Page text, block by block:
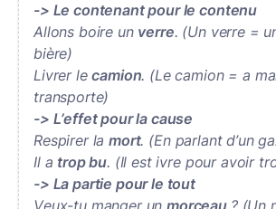
-> Le contenant pour le contenu
Allons boire un verre. (Un verre =
bière)
Livrer lecamion. (Le camion = a
transporte)
-> L’effet pour la cause
Respirer lamort. (En parlant d’un
Il a trop bu. (Il est ivre pour avoir
-> La partie pour le tout